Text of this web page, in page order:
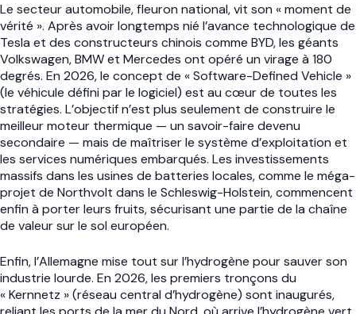
Le secteur automobile, fleuron national, vit son « moment de
vérité ». Après avoir longtemps nié l’avance technologique de
Tesla et des constructeurs chinois comme BYD, les géants
Volkswagen, BMW et Mercedes ont opéré un virage à 180
degrés. En 2026, le concept de « Software-Defined Vehicle »
(le véhicule défini par le logiciel) est au cœur de toutes les
stratégies. L’objectif n’est plus seulement de construire le
meilleur moteur thermique — un savoir-faire devenu
secondaire — mais de maîtriser le système d’exploitation et
les services numériques embarqués. Les investissements
massifs dans les usines de batteries locales, comme le méga-
projet de Northvolt dans le Schleswig-Holstein, commencent
enfin à porter leurs fruits, sécurisant une partie de la chaîne
de valeur sur le sol européen.
Enfin, l’Allemagne mise tout sur l’hydrogène pour sauver son
industrie lourde. En 2026, les premiers tronçons du
« Kernnetz » (réseau central d’hydrogène) sont inaugurés,